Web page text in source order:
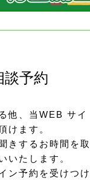
談予約
他、当WEB サイ
けます。
きするお時間を
いたします。
ン予約を受けつ